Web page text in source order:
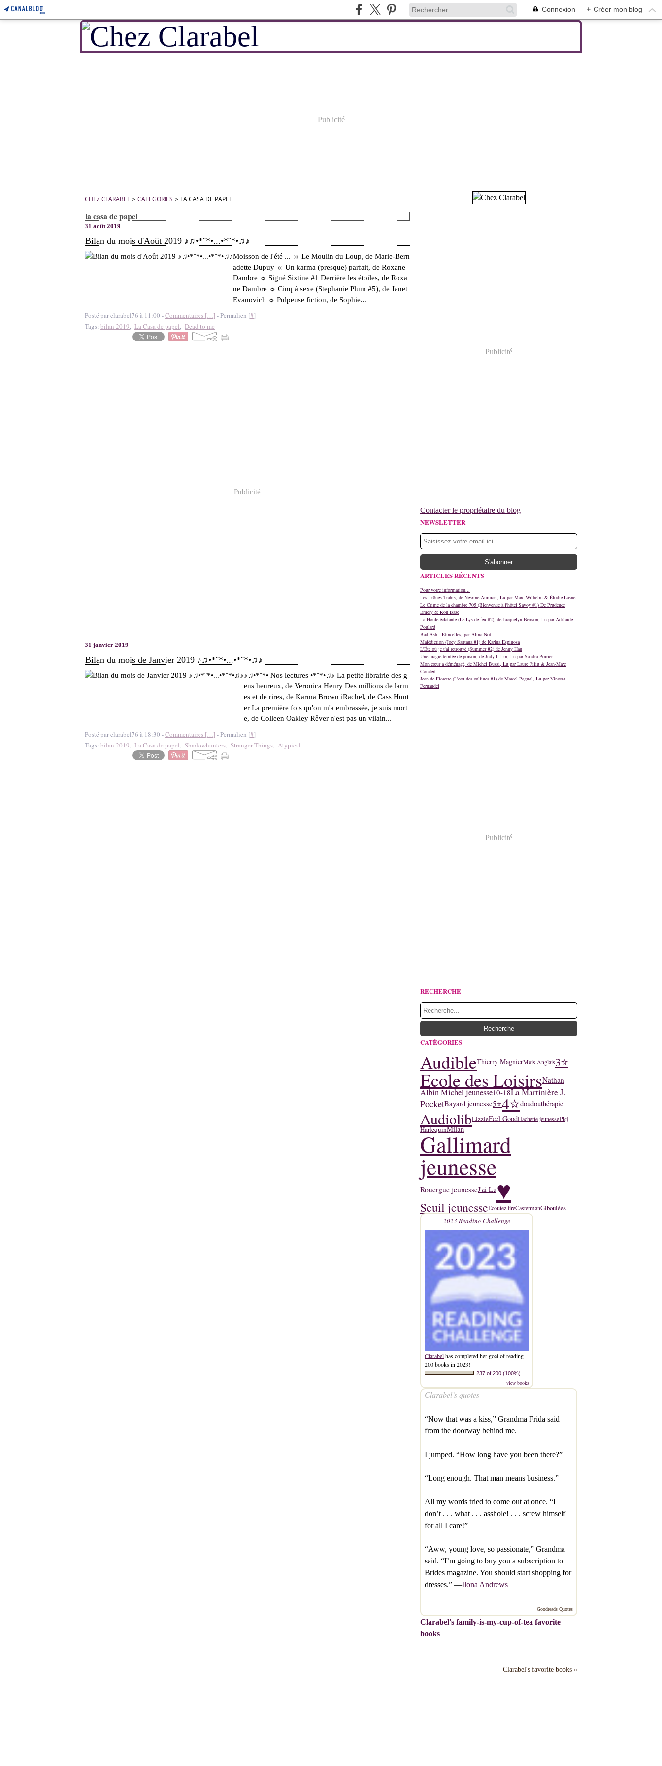
Connexion + Créer mon blog
Publicité
CHEZ CLARABEL > CATEGORIES > LA CASA DE PAPEL
la casa de papel
31 août 2019
Bilan du mois d'Août 2019 ♪♫•*¨*•...•*¨*•♫♪
Moisson de l'été ... ☼ Le Moulin du Loup, de Marie-Bern
adette Dupuy ☼ Un karma (presque) parfait, de Roxane
Dambre ☼ Signé Sixtine #1 Derrière les étoiles, de Roxa
ne Dambre ☼ Cinq à sexe (Stephanie Plum #5), de Janet
Evanovich ☼ Pulpeuse fiction, de Sophie...
Posté par clarabel76 à 11:00 -Commentaires […] - Permalien [#]
Tags: bilan 2019, La Casa de papel, Dead to me
Publicité
31 janvier 2019
Bilan du mois de Janvier 2019 ♪♫•*¨*•...•*¨*•♫♪
♪♫•*¨*• Nos lectures •*¨*•♫♪ La petite librairie des g
ens heureux, de Veronica Henry Des millions de larm
es et de rires, de Karma Brown iRachel, de Cass Hunt
er La première fois qu'on m'a embrassée, je suis mort
e, de Colleen Oakley Rêver n'est pas un vilain...
Posté par clarabel76 à 18:30 -Commentaires […] - Permalien [#]
Tags: bilan 2019, La Casa de papel, Shadowhunters, Stranger Things, Atypical
Publicité
Contacter le propriétaire du blog
NEWSLETTER
ARTICLES RÉCENTS
Pour votre information...
Les Trônes Trahis, de Nesrine Ammari, Lu par Marc Wilhelm & Élodie Lasne
Le Crime de la chambre 705 (Bienvenue à l'hôtel Savoy #1) De Prudence
Emery & Ron Base
La Houle éclatante (Le Lys de feu #2), de Jacquelyn Benson, Lu par Adelaide
Poulard
Bad Ash - Etincelles, par Alina Not
Malédiction (Joey Santana #1) de Karina Espinosa
L'Été où je t'ai retrouvé (Summer #2) de Jenny Han
Une magie teintée de poison, de Judy I. Lin, Lu par Sandra Poirier
Mon cœur a déménagé, de Michel Bussi, Lu par Laure Filiu & Jean-Marc
Coudert
Jean de Florette (L'eau des collines #1) de Marcel Pagnol, Lu par Vincent
Fernandel
Publicité
RECHERCHE
CATÉGORIES
AudibleThierry MagnierMois Anglais3⭐
Ecole des LoisirsNathan
Albin Michel jeunesse10-18La Martinière J.
PocketBayard jeunesse5⭐4⭐doudouthérapie
AudiolibLizzieFeel GoodHachette jeunessePkj
HarlequinMilan
Gallimard
jeunesse
Rouergue jeunesseJ'ai Lu♥
Seuil jeunesseEcoutez lireCastermanGiboulées
2023 Reading Challenge
Clarabelhas completed her goal of reading
200 books in 2023!
237 of 200 (100%)
view books
Clarabel’s quotes
“Now that was a kiss,” Grandma Frida said
from the doorway behind me.
I jumped. “How long have you been there?”
“Long enough. That man means business.”
All my words tried to come out at once. “I
don’t . . . what . . . asshole! . . . screw himself
for all I care!”
“Aww, young love, so passionate,” Grandma
said. “I’m going to buy you a subscription to
Brides magazine. You should start shopping for
dresses.” —Ilona Andrews
Goodreads Quotes
Clarabel's family-is-my-cup-of-tea favorite
books
Clarabel's favorite books »